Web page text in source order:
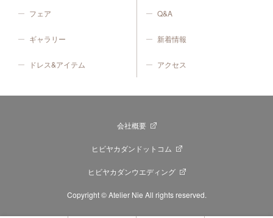
フェア
ギャラリー
ドレス&アイテム
Q&A
新着情報
アクセス
会社概要
ヒビヤカダンドットコム
ヒビヤカダンウエディング
Copyright © Atelier Nie All rights reserved.